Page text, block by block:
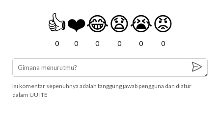
👍
0
❤️
0
😂
0
😧
0
😭
0
😡
0
Isi komentar sepenuhnya adalah tanggung jawab pengguna dan diatur
dalam UU ITE